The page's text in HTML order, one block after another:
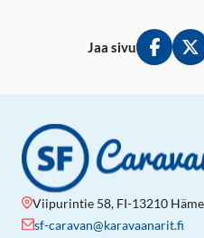
Jaa sivu
Jaa
Viipurintie 58, FI-13210
sf-caravan@karavaanarit.fi